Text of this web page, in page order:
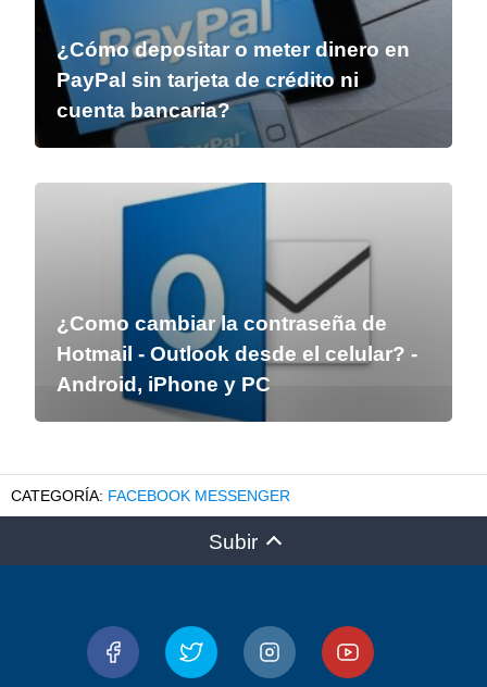
¿Cómo depositar o meter dinero en
PayPal sin tarjeta de crédito ni
cuenta bancaria?
¿Como cambiar la contraseña de
Hotmail - Outlook desde el celular? -
Android, iPhone y PC
FACEBOOK MESSENGER
Subir